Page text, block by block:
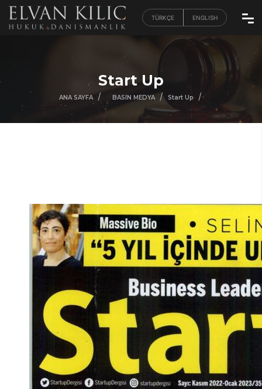
TÜRKÇE ENGLISH
Start Up
ANA SAYFA / BASIN MEDYA / Start Up /